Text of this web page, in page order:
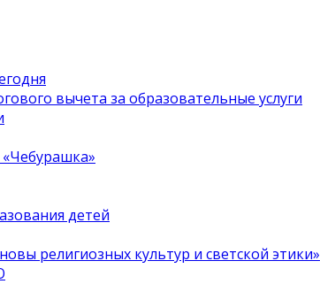
вычета за образовательные услуги
детей
религиозных культур и светской этики»